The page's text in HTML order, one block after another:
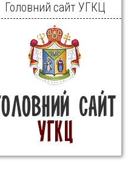
Головний сайт УГКЦ